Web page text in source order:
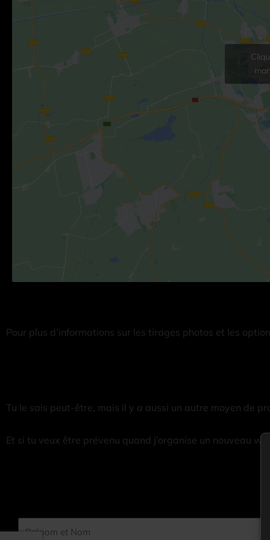
Pour plus d’informations sur les tirages photos et les
Tu le sais peut-être, mais il y a aussi un autre moyen de
Et si tu veux être prévenu quand j’organise un nouveau